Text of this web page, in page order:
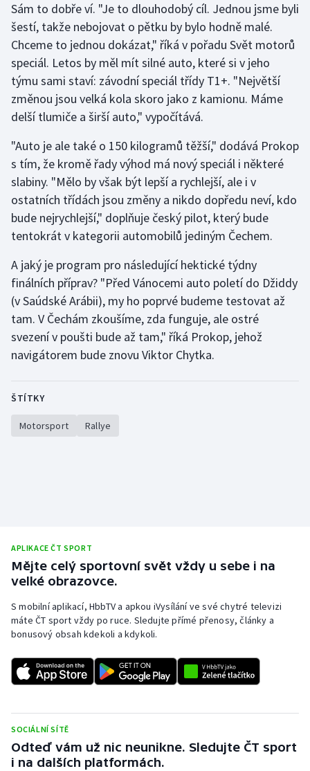
Motorsport
Olympijské hry
Parasport
Plavání
Plážový volejbal
Ragby
Rychlobruslení
Rychlostní kanoistika
Short track
Sportovní střelba
Stolní tenis
Veslování
Sám to dobře ví. "Je to dlouhodobý cíl. Jednou jsme byli
šestí, takže nebojovat o pětku by bylo hodně malé.
Chceme to jednou dokázat," říká v pořadu Svět motorů
speciál. Letos by měl mít silné auto, které si v jeho
týmu sami staví: závodní speciál třídy T1+. "Největší
změnou jsou velká kola skoro jako z kamionu. Máme
delší tlumiče a širší auto," vypočítává.
"Auto je ale také o 150 kilogramů těžší," dodává Prokop
s tím, že kromě řady výhod má nový speciál i některé
slabiny. "Mělo by však být lepší a rychlejší, ale i v
ostatních třídách jsou změny a nikdo dopředu neví, kdo
bude nejrychlejší," doplňuje český pilot, který bude
tentokrát v kategorii automobilů jediným Čechem.
A jaký je program pro následující hektické týdny
finálních příprav? "Před Vánocemi auto poletí do Džiddy
(v Saúdské Arábii), my ho poprvé budeme testovat až
tam. V Čechám zkoušíme, zda funguje, ale ostré
svezení v poušti bude až tam," říká Prokop, jehož
navigátorem bude znovu Viktor Chytka.
ŠTÍTKY
Motorsport Rallye
APLIKACE ČT SPORT
Mějte celý sportovní svět vždy u sebe i na
velké obrazovce.
S mobilní aplikací, HbbTV a apkou iVysílání ve své chytré televizi
máte ČT sport vždy po ruce. Sledujte přímé přenosy, články a
bonusový obsah kdekoli a kdykoli.
SOCIÁLNÍ SÍTĚ
Odteď vám už nic neunikne. Sledujte ČT sport
i na dalších platformách.